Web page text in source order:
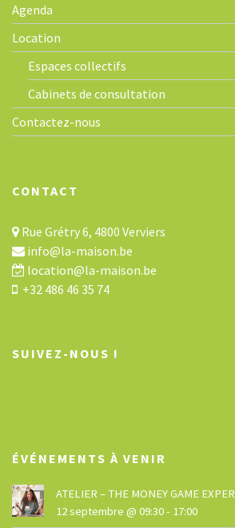
Agenda
Location
Espaces collectifs
Cabinets de consultation
Contactez-nous
CONTACT
Rue Grétry 6, 4800 Verviers
info@la-maison.be
location@la-maison.be
+32 486 46 35 74
SUIVEZ-NOUS !
ÉVÉNEMENTS À VENIR
ATELIER – THE MONEY GAME
12 septembre @ 09:30- 17:00